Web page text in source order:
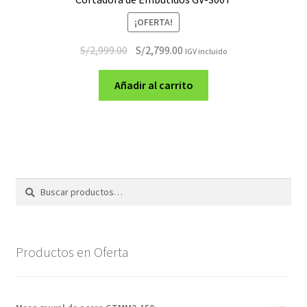
¡OFERTA!
S/2,999.00 El
precio
original
era:
S/2,799.00 El
precio
actual
es:
IGV incluido
Añadir al carrito
Buscar
Buscar
Productos en Oferta